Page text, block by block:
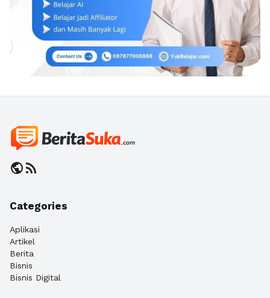
publicrss_feed
Categories
Aplikasi
Artikel
Berita
Bisnis
Bisnis Digital